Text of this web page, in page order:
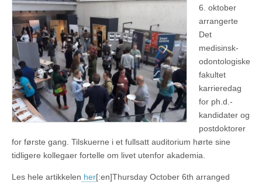
6. oktober
arrangerte
Det
medisinsk-
odontologiske
fakultet
karrieredag
for ph.d.-
kandidater og
postdoktorer
for første gang. Tilskuerne i et fullsatt auditorium hørte sine
tidligere kollegaer fortelle om livet utenfor akademia.
Les hele artikkelen her[:en]Thursday October 6th arranged